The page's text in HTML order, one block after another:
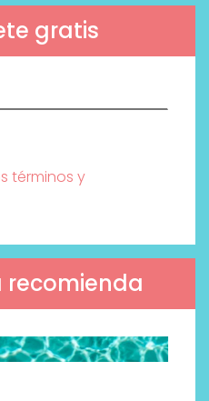
gratis
términos y
recomienda